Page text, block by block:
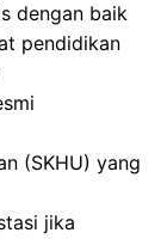
dengan baik
pendidikan
(SKHU) yang
jika